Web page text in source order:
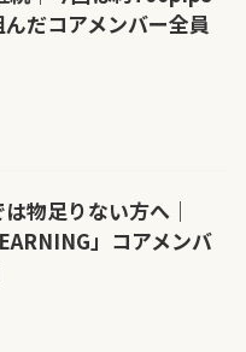
だコアメンバー全員
物足りない方へ｜
」コアメンバ